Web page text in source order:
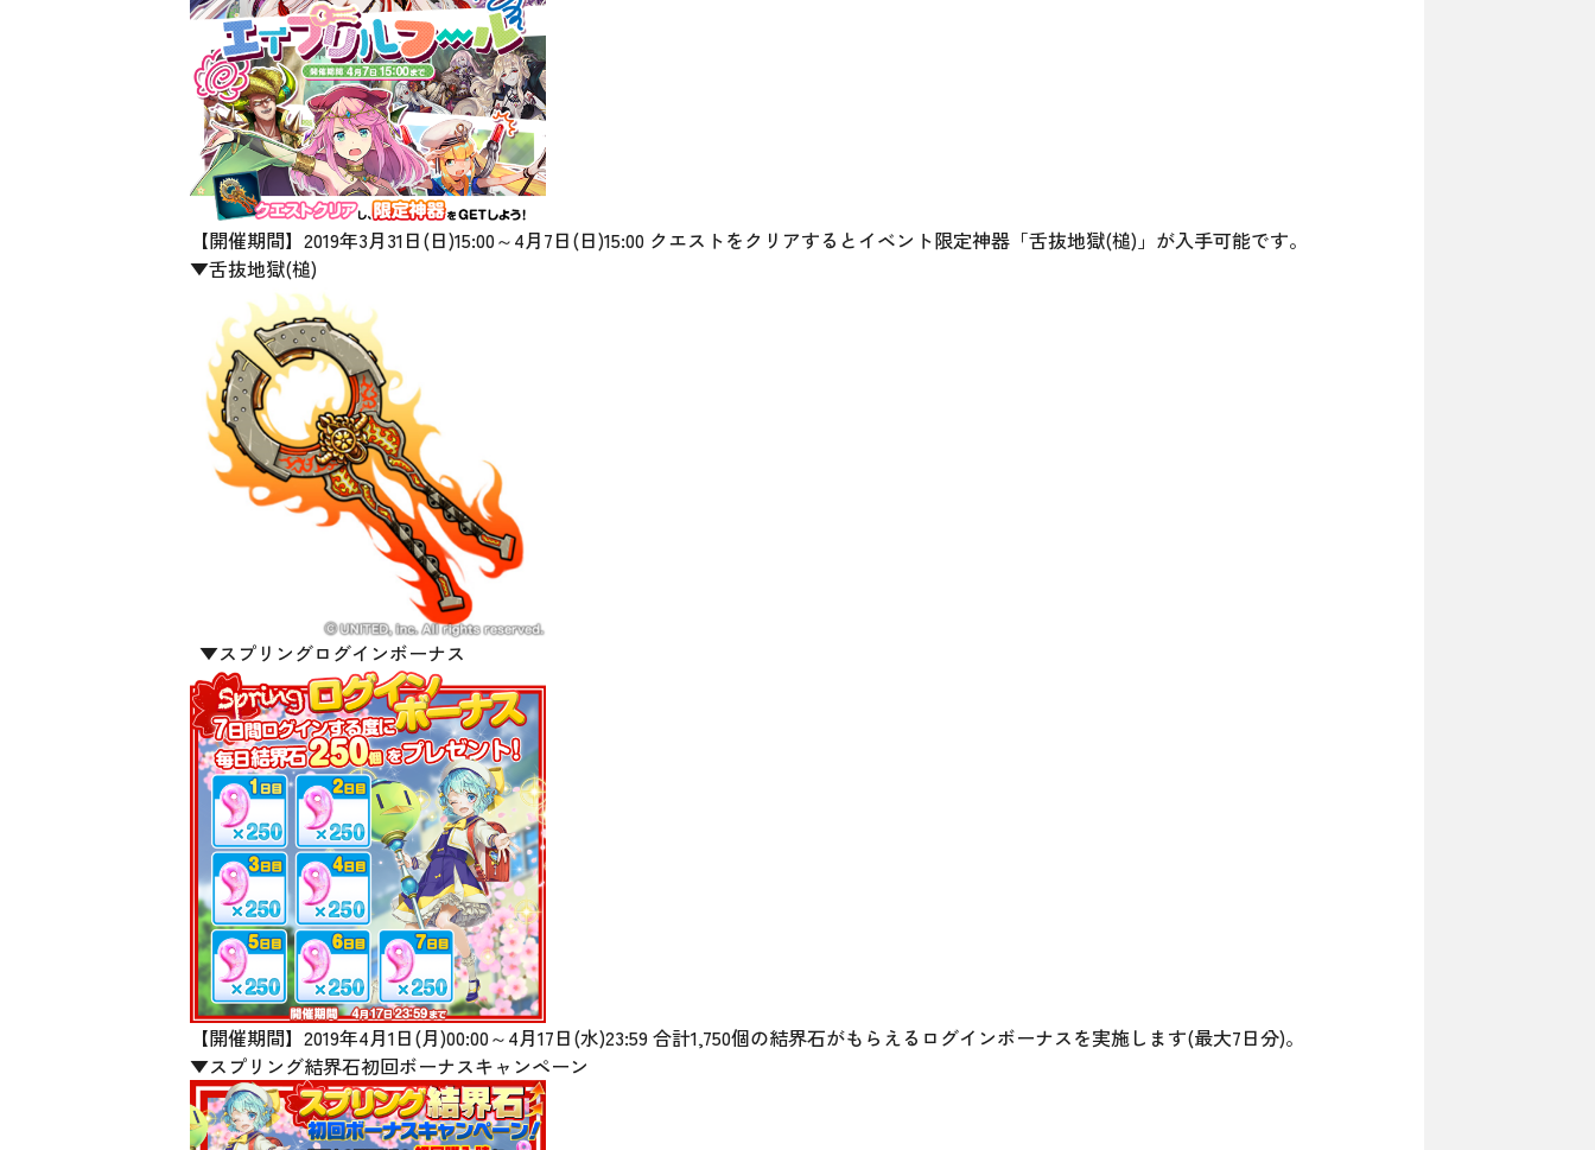
【開催期間】2019年3月31日(日)15:00～4月7日(日)15:00 クエストをクリアするとイベント限定神器「舌抜地獄(槌)」が入手可能です。
▼舌抜地獄(槌)
▼スプリングログインボーナス
【開催期間】2019年4月1日(月)00:00～4月17日(水)23:59 合計1,750個の結界石がもらえるログインボーナスを実施します(最大7日分)。
▼スプリング結界石初回ボーナスキャンペーン